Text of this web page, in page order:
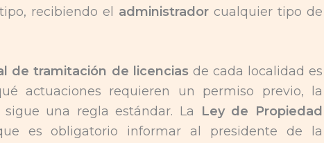
recibiendo el administrador cualquier tipo de
de tramitación de licenciasde cada localidad es
actuaciones requieren un permiso previo, la
una regla estándar. La
Ley de Propiedad
es obligatorio informar al presidente de la